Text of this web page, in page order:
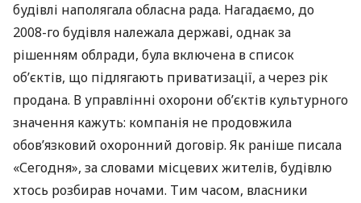
будівлі наполягала обласна рада. Нагадаємо, до
2008-го будівля належала державі, однак за
рішенням облради, була включена в список
об’єктів, що підлягають приватизації, а через рік
продана. В управлінні охорони об’єктів культурного
значення кажуть: компанія не продовжила
обов’язковий охоронний договір. Як раніше писала
«Сегодня», за словами місцевих жителів, будівлю
хтось розбирав ночами. Тим часом, власники